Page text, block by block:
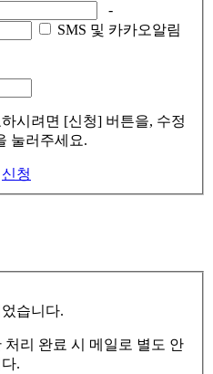
-
SMS 및 카카오알림
시려면 [신청] 버튼을, 수정
눌러주세요.
신청
습니다.
처리 완료 시 메일로 별도 안
.